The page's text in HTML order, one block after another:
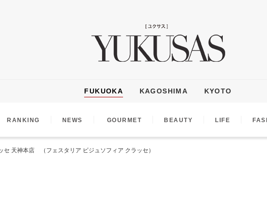
FUKUOKA KAGOSHIMA KYOTO
RANKING NEWS GOURMET BEAUTY LIFE
セ 天神本店 （フェスタリア ビジュソフィア クラッセ）